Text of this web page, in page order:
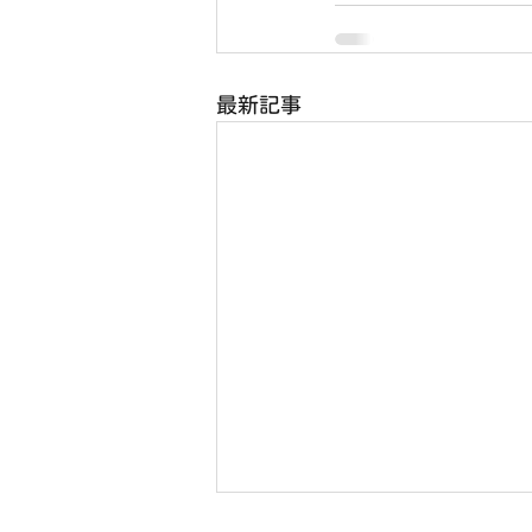
最新記事